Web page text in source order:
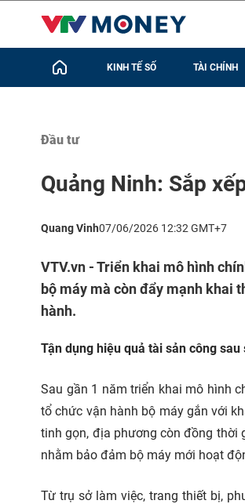
KINH TẾ SỐ TÀI CHÍNH
Đầu tư
Quảng Ninh: Sắp
Quang Vinh07/06/2026 12:32 GMT+7
VTV.vn - Triển khai mô hình
bộ máy mà còn đẩy mạnh khai
hành.
Tận dụng hiệu quả tài sản công sau
Sau gần 1 năm triển khai mô hình
tổ chức vận hành bộ máy gắn với
tinh gọn, địa phương còn đồng thời
nhằm bảo đảm bộ máy mới hoạt
Từ trụ sở làm việc, trang thiết bị,